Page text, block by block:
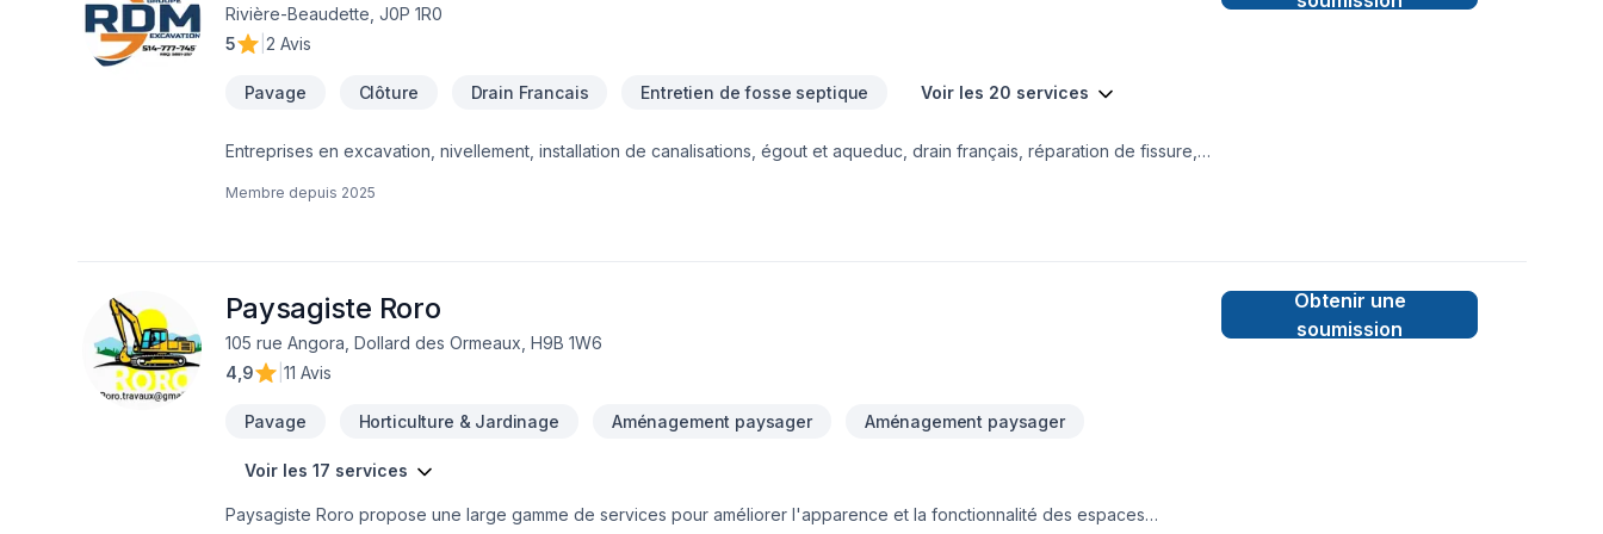
Rivière-Beaudette, J0P 1R0
5
2 Avis
Pavage Clôture Drain Francais Entretien de fosse septique Voir les 20 services
Entreprises en excavation, nivellement, installation de canalisations, égout et aqueduc, drain français, réparation de fissure,
Membre depuis 2025
Paysagiste Roro
105 rue Angora, Dollard des Ormeaux, H9B 1W6
4,9
11 Avis
Pavage Horticulture & Jardinage Aménagement paysager Aménagement paysager
Voir les 17 services
Paysagiste Roro propose une large gamme de services pour améliorer l'apparence et la fonctionnalité des espaces
Obtenir une
soumission